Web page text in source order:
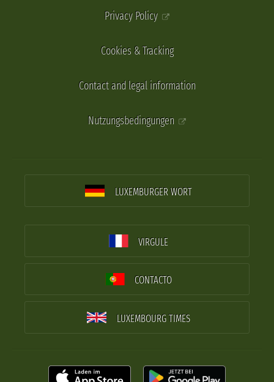
Privacy Policy
Cookies & Tracking
Contact and legal information
Nutzungsbedingungen
LUXEMBURGER WORT
VIRGULE
CONTACTO
LUXEMBOURG TIMES